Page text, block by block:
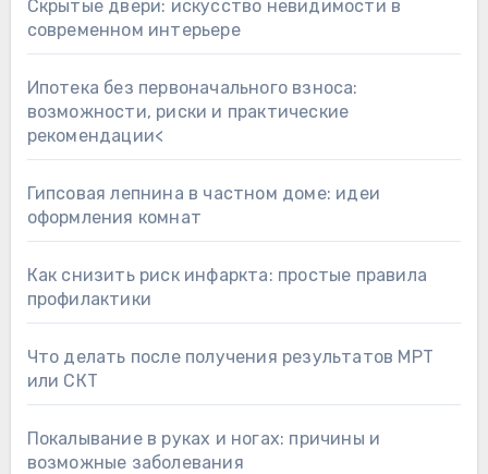
Скрытые двери: искусство невидимости в
современном интерьере
Ипотека без первоначального взноса:
возможности, риски и практические
рекомендации<
Гипсовая лепнина в частном доме: идеи
оформления комнат
Как снизить риск инфаркта: простые правила
профилактики
Что делать после получения результатов МРТ
или СКТ
Покалывание в руках и ногах: причины и
возможные заболевания